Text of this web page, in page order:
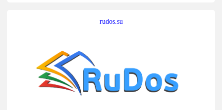
rudos.su